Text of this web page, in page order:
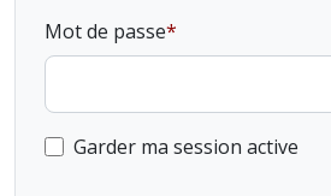
Mot de passe
Garder ma session active